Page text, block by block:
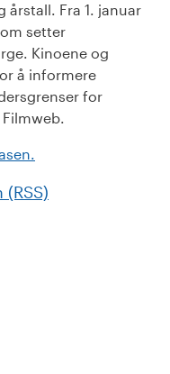
Fra 1. januar
setter
Kinoene og
å informere
for